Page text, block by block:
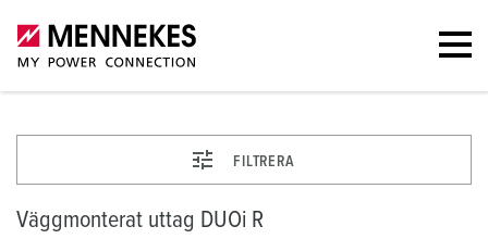
FILTRERA
Väggmonterat uttag DUOi R